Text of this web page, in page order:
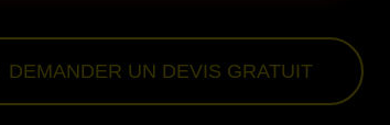
UN DEVIS GRATUIT